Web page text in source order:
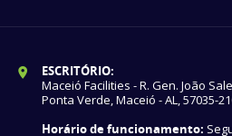
ESCRITÓRIO:
Maceió Facilities - R. Gen. João
Ponta Verde, Maceió - AL, 57035-
Horário de funcionamento: